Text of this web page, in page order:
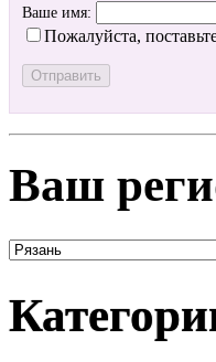
Ваше имя:
Пожалуйста,
Ваш